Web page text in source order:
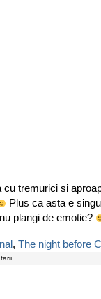
cu tremurici si
Plus ca asta e
plangi de emotie?
, The night before